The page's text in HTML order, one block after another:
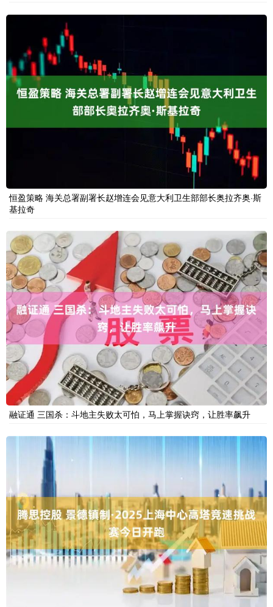
恒盈策略 海关总署副署长赵增连会见意大利卫生部部长奥拉齐奥·斯
基拉奇
融证通 三国杀：斗地主失败太可怕，马上掌握诀窍，让胜率飙升